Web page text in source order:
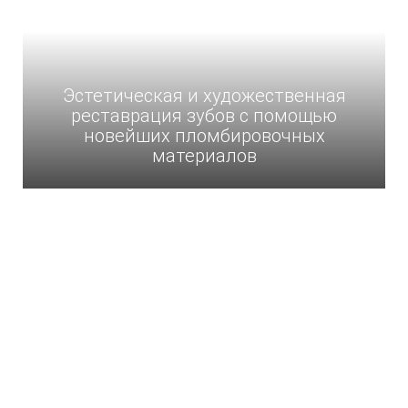
Эстетическая и художественная
реставрация зубов с помощью
новейших пломбировочных
материалов